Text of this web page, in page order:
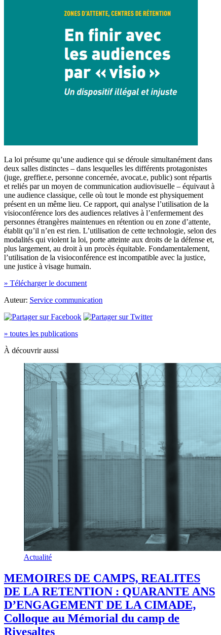
La loi présume qu’une audience qui se déroule simultanément dans
deux salles distinctes – dans lesquelles les différents protagonistes
(juge, greffier.e, personne concernée, avocat.e, public) sont répartis
et reliés par un moyen de communication audiovisuelle – équivaut à
une audience classique, celle où tout le monde est physiquement
présent en un même lieu. Ce rapport, qui analyse l’utilisation de la
visioconférence lors des audiences relatives à l’enfermement des
personnes étrangères maintenues en rétention ou en zone d’attente,
établit qu’il n’en est rien. L’utilisation de cette technologie, selon des
modalités qui violent la loi, porte atteinte aux droits de la défense et,
plus largement, au droit à un procès équitable. Fondamentalement,
l’utilisation de la visioconférence est incompatible avec la justice,
une justice à visage humain.
» Télécharger le document
Auteur: Service communication
» toutes les publications
À découvrir aussi
Actualité
MEMOIRES DE CAMPS, REALITES
DE LA RETENTION : QUARANTE ANS
D’ENGAGEMENT DE LA CIMADE,
Colloque au Mémorial du camp de
Rivesaltes